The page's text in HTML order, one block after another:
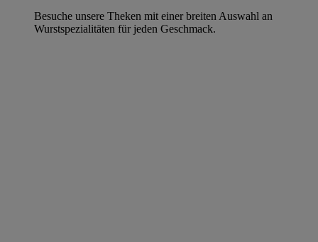
Besuche unsere Theken mit einer breiten Auswahl an
Wurstspezialitäten für jeden Geschmack.